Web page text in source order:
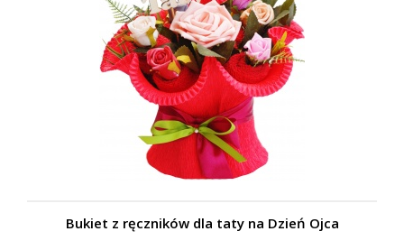
Bukiet z ręczników dla taty na Dzień Ojca